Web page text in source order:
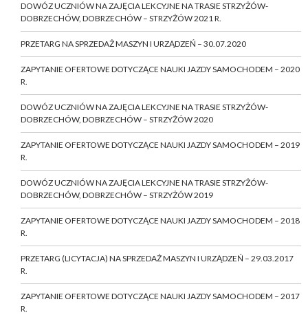
DOWÓZ UCZNIÓW NA ZAJĘCIA LEKCYJNE NA TRASIE STRZYŻÓW-
DOBRZECHÓW, DOBRZECHÓW – STRZYŻÓW 2021 R.
PRZETARG NA SPRZEDAŻ MASZYN I URZĄDZEŃ – 30.07.2020
ZAPYTANIE OFERTOWE DOTYCZĄCE NAUKI JAZDY SAMOCHODEM – 2020
R.
DOWÓZ UCZNIÓW NA ZAJĘCIA LEKCYJNE NA TRASIE STRZYŻÓW-
DOBRZECHÓW, DOBRZECHÓW – STRZYŻÓW 2020
ZAPYTANIE OFERTOWE DOTYCZĄCE NAUKI JAZDY SAMOCHODEM – 2019
R.
DOWÓZ UCZNIÓW NA ZAJĘCIA LEKCYJNE NA TRASIE STRZYŻÓW-
DOBRZECHÓW, DOBRZECHÓW – STRZYŻÓW 2019
ZAPYTANIE OFERTOWE DOTYCZĄCE NAUKI JAZDY SAMOCHODEM – 2018
R.
PRZETARG (LICYTACJA) NA SPRZEDAŻ MASZYN I URZĄDZEŃ – 29.03.2017
R.
ZAPYTANIE OFERTOWE DOTYCZĄCE NAUKI JAZDY SAMOCHODEM – 2017
R.